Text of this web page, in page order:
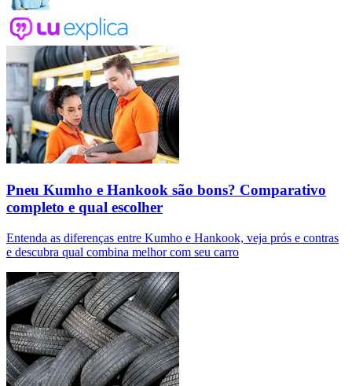
Pneu Kumho e Hankook são bons? Comparativo
completo e qual escolher
Entenda as diferenças entre Kumho e Hankook, veja prós e contras
e descubra qual combina melhor com seu carro